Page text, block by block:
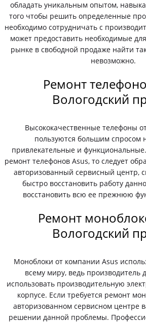
обладать уникальным опытом,
того чтобы решить определенные
необходимо сотрудничать с
может предоставить необходимые
рынке в свободной продаже найти
невозможно.
Ремонт
Вологодский
Высококачественные телефоны
пользуются большим спросом
привлекательные и
ремонт телефонов Asus, то следует
авторизованный сервисный центр,
быстро восстановить работу
восстановить всю ее прежнюю
Ремонт
Вологодский
Моноблоки от компании Asus
всему миру, ведь производитель
использовать производительную
корпусе. Если требуется ремонт
авторизованном сервисном центре
решении данной проблемы.